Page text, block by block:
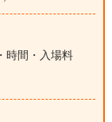
時間・入場料